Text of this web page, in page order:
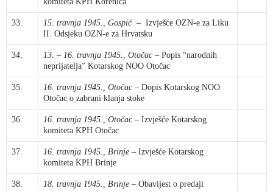
33. 15. travnja 1945., Gospić – Izvješće OZN-e za Liku
II. Odsjeku OZN-e za Hrvatsku
34. 13. – 16. travnja 1945., Otočac – Popis “narodnih
neprijatelja” Kotarskog NOO Otočac
35. 16. travnja 1945., Otočac – Dopis Kotarskog NOO
Otočac o zabrani klanja stoke
36. 16. travnja 1945., Otočac – Izvješće Kotarskog
komiteta KPH Otočac
37. 16. travnja 1945., Brinje – Izvješće Kotarskog
komiteta KPH Brinje
38. 18. travnja 1945., Brinje – Obavijest o predaji